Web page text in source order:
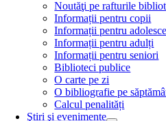
Noutăţi pe rafturile
Informații pentru copii
Informații pentru
Informații pentru adulți
Informații pentru seniori
Biblioteci publice
O carte pe zi
O bibliografie pe
Calcul penalități
Ştiri şi evenimente